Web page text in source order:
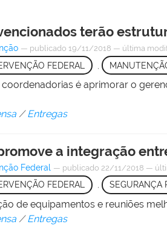
terão
— publicado 19/11/2018 — última
FEDERAL
coordenadorias é aprimorar o
/Entregas
a integração
Federal — publicado 22/11/2018 —
FEDERAL , SEGURANÇA
de equipamentos e reuniões
/Entregas